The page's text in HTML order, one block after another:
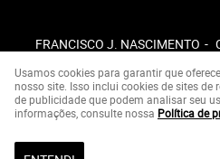
FRANCISCO J. NASCIMENTO
LOJA VIRTUAL CRIADA POR
Usamos cookies para garantir que
nosso site. Isso inclui cookies de sites de
de publicidade que podem analisar seu
informações, consulte nossa Política de